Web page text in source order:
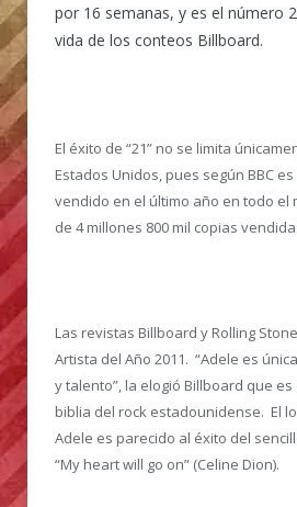
por 16 semanas, y es el número
vida de los conteos Billboard.
El éxito de “21” no se limita
Estados Unidos, pues según BBC
vendido en el último año en todo el
de 4 millones 800 mil copias
Las revistas Billboard y Rolling
Artista del Año 2011. “Adele es
y talento”, la elogió Billboard que
biblia del rock estadounidense. El
Adele es parecido al éxito del
“My heart will go on” (Celine Dion).